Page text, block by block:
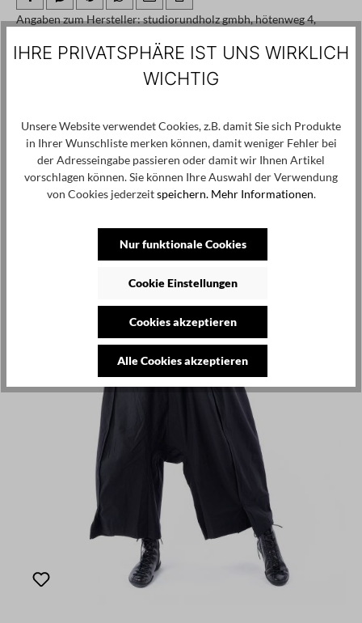
Angaben zum Hersteller: studiorundholz gmbh, hötenweg 4,
IHRE PRIVATSPHÄRE IST UNS WIRKLICH
WICHTIG
Unsere Website verwendet Cookies, z.B. damit Sie sich Produkte
in Ihrer Wunschliste merken können, damit weniger Fehler bei
der Adresseingabe passieren oder damit wir Ihnen Artikel
vorschlagen können. Sie können Ihre Auswahl der Verwendung
von Cookies jederzeitspeichern. Mehr Informationen.
Nur funktionale Cookies
Cookie Einstellungen
Cookies akzeptieren
Alle Cookies akzeptieren